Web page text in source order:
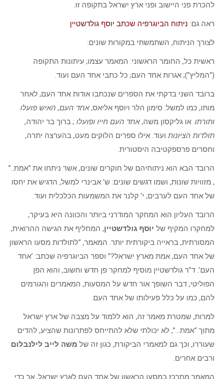
להכרת פני היישוב ופני ארץ ישראל בתקופה זו.
ראה גם: ניתוח הביוגרפיה שכתב יוסף גולדשטיין
לצורך הניתוח, השתמשתי במקורות שונים:
ראשית כל, החומר הראשוני: המאמר עצמו; עיתונות התקופה
(“המליץ”); אגרות אחד העם; כל כתבי אחד העם ועוד.
ברובד השני בדקתי את הספרים שנכתבו אודות אחד העם, לאחר
מותו, כמו למשל: סימון הלר ויוסף אליאס,אחד העם, האיש פועלו
ותורתו. או גליקסון משה,אחד העם חייו ופועלו ; ברוך בר יהודה,
תולדות הציונותועוד. אילו ספרים הלוקים מעט, בהערצה יתרה,
וחסרים פרספקטיבה היסטורית.
הרובד הבא הוא ניתוחיהם של חוקרים שונים, אשר ניתחו את “אמת..”
, מזוויות שונות, ושמו דגשים שונים: ש’ אבינרי למשל, הדגיש את יחסו
של אחד העם לערבים; י’ קלנר את המשמעות הכלכלית ועוד.
הרובד העליון הוא המחקר המודרני ביותר והכוונה היא בעיקר,
למחקרו המקיף של יוסף גולדשטיין, המחליף את הגישה ההרואית,
המסורתית, בראייה ביקורתית יותר. המאמר, “לתולדות מסעו הראשון
של אחד העם, אמת מארץ ישראל?” וספר הביוגרפיה שכתב: ‘אחד
העם’. ד”ר גולדשטיין מוסיף למחקר פן חדש וחשוב, והוא הפן
הפוליטי, דבר השופך אור חדש על המסעות, המאמרים והגורמים
להם, כמו על כלל פעילותו של אחד העם.
למרות, שמטרת מאמר זה, הוא ללמוד על מצבה של ארץ ישראל
מתוך “אמת…”, לא יכולתי שלא להתייחס לפתרונות שהציע, להדים
שעוררו, וכך גם למאמרי הביקורת, כגון זה של משה לייב לילנבלום
ורבים אחרים.
המאמר מתרכז במסעו הראשון של אחד העם לארץ ישראל, אך כדי